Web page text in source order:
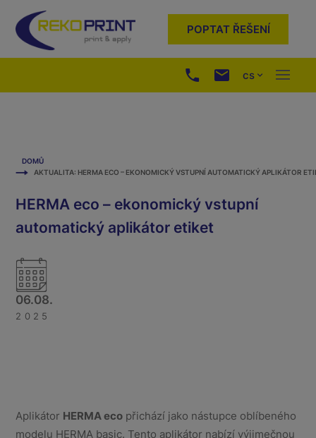
POPTAT ŘEŠENÍ
cs
DOMŮ
AKTUALITA: HERMA ECO – EKONOMICKÝ VSTUPNÍ AUTOMATICKÝ APLIKÁTOR
HERMA eco – ekonomický vstupní
automatický aplikátor etiket
06.08.
2025
Aplikátor HERMA eco přichází jako nástupce oblíbeného
modelu HERMA basic. Tento aplikátor nabízí výjimečnou